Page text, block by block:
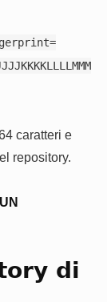
caratteri e
repository.
di